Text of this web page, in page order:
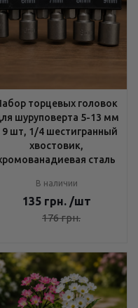
торцевых головок
шуруповерта 5-13 мм
9 шт, 1/4 шестигранный
хвостовик,
сталь
В наличии
135 грн. /шт
176грн.